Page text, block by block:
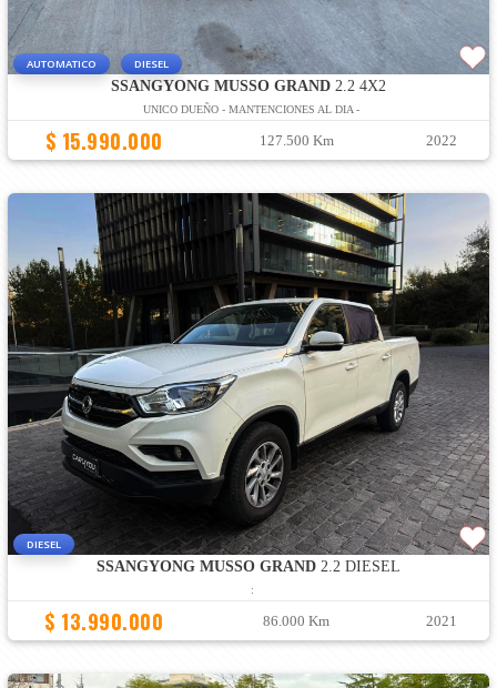
AUTOMATICO DIESEL
SSANGYONG MUSSO GRAND2.2 4X2
UNICO DUEÑO - MANTENCIONES AL DIA -
$ 15.990.000 127.500 Km 2022
DIESEL
SSANGYONG MUSSO GRAND2.2 DIESEL
:
$ 13.990.000 86.000 Km 2021